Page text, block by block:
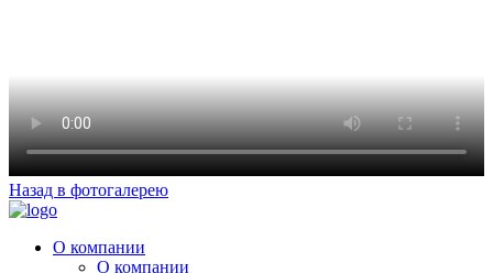
Назад в фотогалерею
О компании
О компании